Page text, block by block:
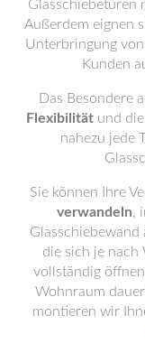
Glasschiebetüren
Außerdem eignen
Unterbringung
Kunden
Das Besondere
Flexibilität und die
nahezu jede
Sie können Ihre
verwandeln,
Glasschiebewand
die sich je nach
vollständig
Wohnraum
montieren wir